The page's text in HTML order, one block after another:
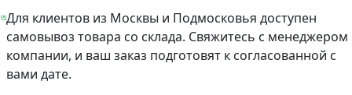
Для клиентов из Москвы и Подмосковья доступен
самовывоз товара со склада. Свяжитесь с менеджером
компании, и ваш заказ подготовят к согласованной с
вами дате.